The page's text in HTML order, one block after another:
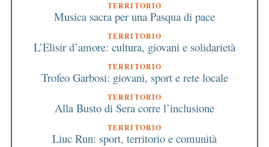
TERRITORIO
Musica sacra per una Pasqua di pace
TERRITORIO
L’Elisir d’amore: cultura, giovani e solidarietà
TERRITORIO
Trofeo Garbosi: giovani, sport e rete locale
TERRITORIO
Alla Busto di Sera corre l’inclusione
TERRITORIO
Liuc Run: sport, territorio e comunità